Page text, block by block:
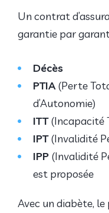
Un contrat
garantie par
Décès
PTIA(Perte
d’Autonomie)
ITT(Incapacité
IPT(Invalidité
IPP (Invalidité
est proposée
Avec un diabète, le